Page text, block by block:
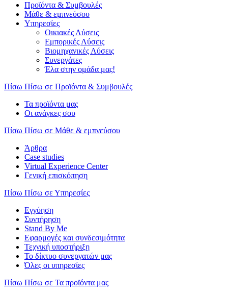
Προϊόντα & Συμβουλές
Μάθε & εμπνεύσου
Υπηρεσίες
Οικιακές Λύσεις
Εμπορικές Λύσεις
Βιομηχανικές Λύσεις
Συνεργάτες
Έλα στην ομάδα μας!
Πίσω Πίσω σε Προϊόντα & Συμβουλές
Τα προϊόντα μας
Οι ανάγκες σου
Πίσω Πίσω σε Μάθε & εμπνεύσου
Άρθρα
Case studies
Virtual Experience Center
Γενική επισκόπηση
Πίσω Πίσω σε Υπηρεσίες
Εγγύηση
Συντήρηση
Stand By Me
Εφαρμογές και συνδεσιμότητα
Τεχνική υποστήριξη
Το δίκτυο συνεργατών μας
Όλες οι υπηρεσίες
Πίσω Πίσω σε Τα προϊόντα μας